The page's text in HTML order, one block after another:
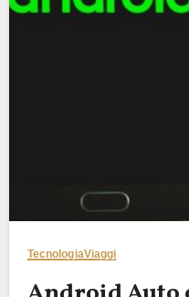
TecnologiaViaggi